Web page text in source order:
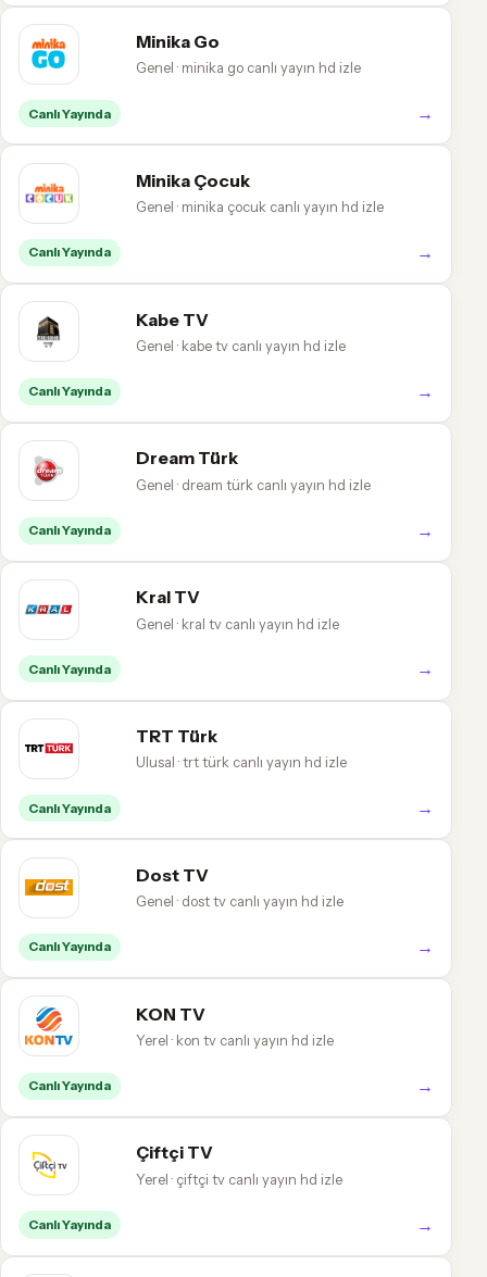
Minika Go
Genel · minika go canlı yayın hd izle
Canlı Yayında →
Minika Çocuk
Genel · minika çocuk canlı yayın hd izle
Canlı Yayında →
Kabe TV
Genel · kabe tv canlı yayın hd izle
Canlı Yayında →
Dream Türk
Genel · dream türk canlı yayın hd izle
Canlı Yayında →
Kral TV
Genel · kral tv canlı yayın hd izle
Canlı Yayında →
TRT Türk
Ulusal · trt türk canlı yayın hd izle
Canlı Yayında →
Dost TV
Genel · dost tv canlı yayın hd izle
Canlı Yayında →
KON TV
Yerel · kon tv canlı yayın hd izle
Canlı Yayında →
Çiftçi TV
Yerel · çiftçi tv canlı yayın hd izle
Canlı Yayında →